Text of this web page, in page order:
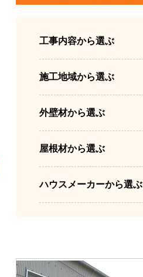
工事内容から選ぶ
施工地域から選ぶ
外壁材から選ぶ
屋根材から選ぶ
ハウスメーカーから選ぶ